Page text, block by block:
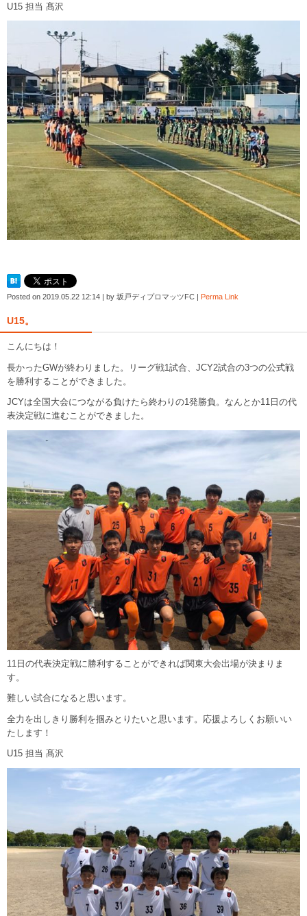
U15 担当 髙沢
Posted on 2019.05.22 12:14 by 坂戸ディプロマッツFC Perma Link
U15。
こんにちは！
長かったGWが終わりました。リーグ戦1試合、JCY2試合の3つの公式戦
を勝利することができました。
JCYは全国大会につながる負けたら終わりの1発勝負。なんとか11日の代
表決定戦に進むことができました。
11日の代表決定戦に勝利することができれば関東大会出場が決まりま
す。
難しい試合になると思います。
全力を出しきり勝利を掴みとりたいと思います。応援よろしくお願いい
たします！
U15 担当 髙沢